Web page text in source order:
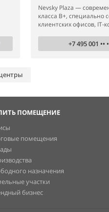
Nevsky Plaza —
класса B+, специально
клиентских офисов, IT-
+7 495 001 ••
ПОМЕЩЕНИЕ
помещения
назначения
участки
бизнес